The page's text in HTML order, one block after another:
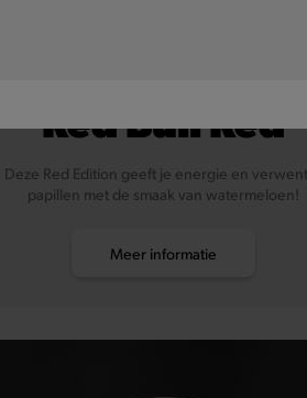
Red Bull Red
Deze Red Edition geeft je energie en
papillen met de smaak van watermeloen!
Meer informatie